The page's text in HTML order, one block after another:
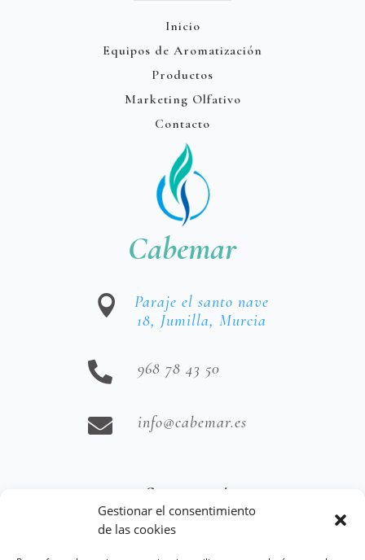
Gestionar el consentimiento
de las cookies
Inicio
Equipos de Aromatización
Productos
Marketing Olfativo
Contacto
Cabemar

Paraje el santo nave
18, Jumilla, Murcia
 968 78 43 50
 info@cabemar.es
Información